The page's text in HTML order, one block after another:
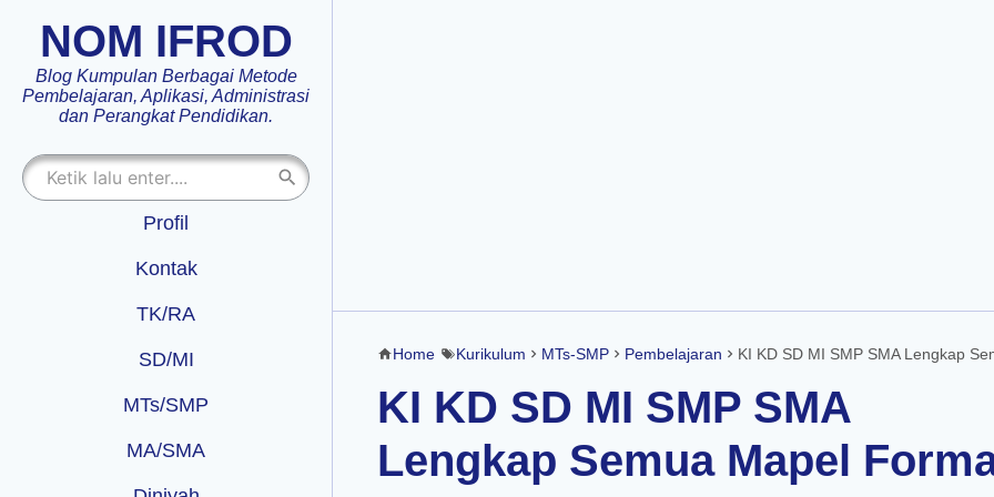
NOM IFROD
Blog Kumpulan Berbagai Metode
Pembelajaran, Aplikasi, Administrasi
dan Perangkat Pendidikan.
Profil
Kontak
TK/RA
SD/MI
MTs/SMP
MA/SMA
Home Kurikulum MTs-SMP Pembelajaran KI KD SD MI SMP SMA Lengkap Semua Mapel Format Word /
KI KD SD MI SMP SMA
Lengkap Semua Mapel